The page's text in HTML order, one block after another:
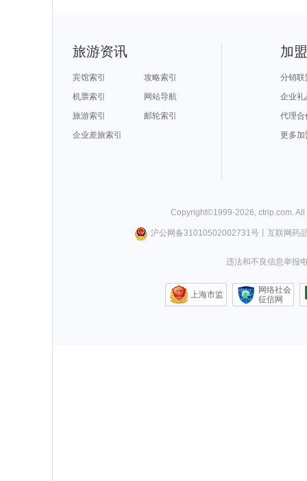
旅游资讯
宾馆索引
攻略索引
机票索引
网站导航
旅游索引
邮轮索引
企业差旅索引
加
分销联
企业礼
代理合
更多加
Copyright©1999-2026, ctrip.com.
沪公网备31010502002731号丨 互联网药
违法和不良信息举报
上海市监
网络社会
征信网